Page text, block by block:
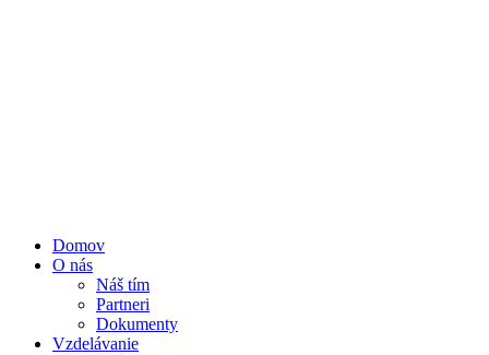
Domov
O nás
Náš tím
Partneri
Dokumenty
Vzdelávanie